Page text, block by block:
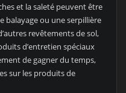
et la saleté peuvent être
balayage ou une serpillière
revêtements de sol,
d’entretien spéciaux
de gagner du temps,
sur les produits de